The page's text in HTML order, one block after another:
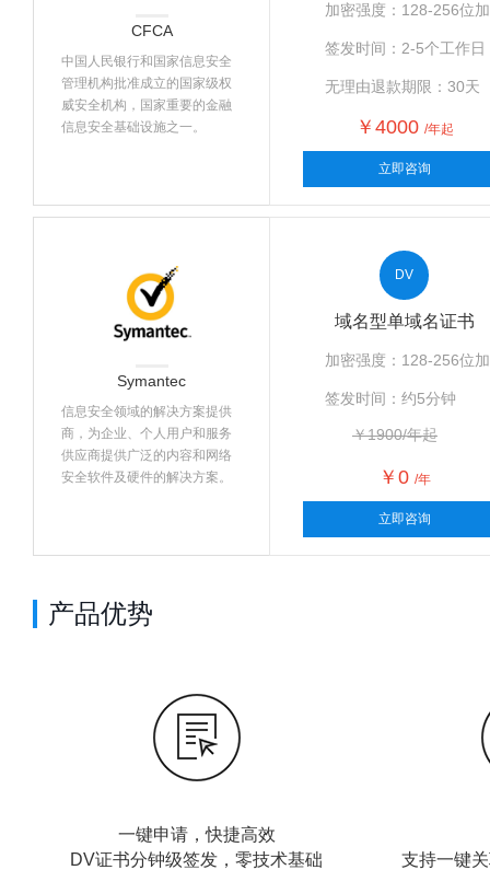
CFCA
中国人民银行和国家信息安全
管理机构批准成立的国家级权
威安全机构，国家重要的金融
信息安全基础设施之一。
加密强度：128-256位
签发时间：2-5个工作日
无理由退款期限：30天
￥4000 /年起
立即咨询
Symantec
信息安全领域的解决方案提供
商，为企业、个人用户和服务
供应商提供广泛的内容和网络
安全软件及硬件的解决方案。
DV
域名型单域名证书
加密强度：128-256位
签发时间：约5分钟
￥1900/年起
￥0 /年
立即咨询
产品优势
一键申请，快捷高效
DV证书分钟级签发，零技术基础
支持一键